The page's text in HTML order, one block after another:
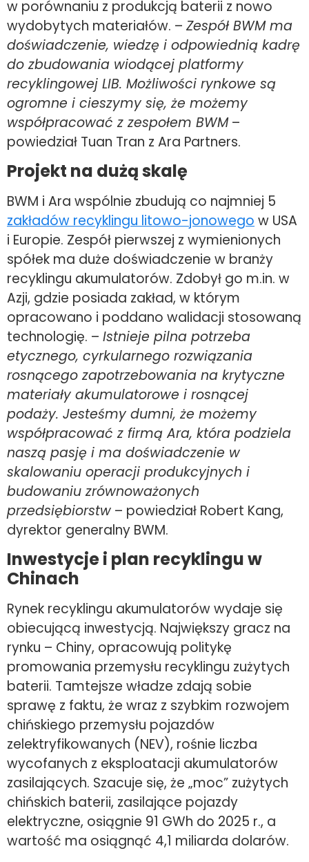
w porównaniu z produkcją baterii z nowo
wydobytych materiałów. – Zespół BWM ma
doświadczenie, wiedzę i odpowiednią kadrę
do zbudowania wiodącej platformy
recyklingowej LIB. Możliwości rynkowe są
ogromne i cieszymy się, że możemy
współpracować z zespołem BWM–
powiedział Tuan Tran z Ara Partners.
Projekt na dużą skalę
BWM i Ara wspólnie zbudują co najmniej 5
zakładów recyklingu litowo-jonowego w USA
i Europie. Zespół pierwszej z wymienionych
spółek ma duże doświadczenie w branży
recyklingu akumulatorów. Zdobył go m.in. w
Azji, gdzie posiada zakład, w którym
opracowano i poddano walidacji stosowaną
technologię. – Istnieje pilna potrzeba
etycznego, cyrkularnego rozwiązania
rosnącego zapotrzebowania na krytyczne
materiały akumulatorowe i rosnącej
podaży. Jesteśmy dumni, że możemy
współpracować z firmą Ara, która podziela
naszą pasję i ma doświadczenie w
skalowaniu operacji produkcyjnych i
budowaniu zrównoważonych
przedsiębiorstw – powiedział Robert Kang,
dyrektor generalny BWM.
Inwestycje i plan recyklingu w
Chinach
Rynek recyklingu akumulatorów wydaje się
obiecującą inwestycją. Największy gracz na
rynku – Chiny, opracowują politykę
promowania przemysłu recyklingu zużytych
baterii. Tamtejsze władze zdają sobie
sprawę z faktu, że wraz z szybkim rozwojem
chińskiego przemysłu pojazdów
zelektryfikowanych (NEV), rośnie liczba
wycofanych z eksploatacji akumulatorów
zasilających. Szacuje się, że „moc” zużytych
chińskich baterii, zasilające pojazdy
elektryczne, osiągnie 91 GWh do 2025 r., a
wartość ma osiągnąć 4,1 miliarda dolarów.